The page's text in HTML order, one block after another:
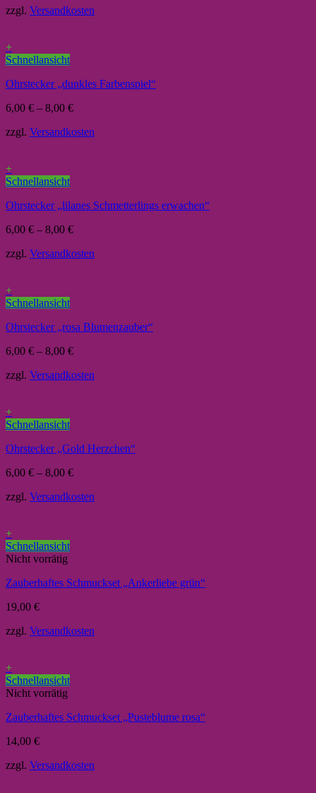
zzgl. Versandkosten
+
Schnellansicht
Ohrstecker „dunkles Farbenspiel“
6,00 € – 8,00 €
zzgl. Versandkosten
+
Schnellansicht
Ohrstecker „lilanes Schmetterlings erwachen“
6,00 € – 8,00 €
zzgl. Versandkosten
+
Schnellansicht
Ohrstecker „rosa Blumenzauber“
6,00 € – 8,00 €
zzgl. Versandkosten
+
Schnellansicht
Ohrstecker „Gold Herzchen“
6,00 € – 8,00 €
zzgl. Versandkosten
+
Schnellansicht
Nicht vorrätig
Zauberhaftes Schmuckset „Ankerliebe grün“
19,00 €
zzgl. Versandkosten
+
Schnellansicht
Nicht vorrätig
Zauberhaftes Schmuckset „Pusteblume rosa“
14,00 €
zzgl. Versandkosten